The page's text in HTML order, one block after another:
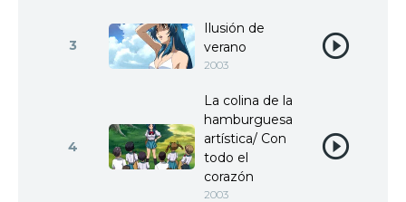
3
Ilusión de
verano
2003
4
La colina de la
hamburguesa
artística/ Con
todo el
corazón
2003